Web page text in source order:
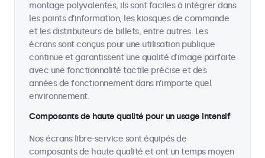
montage polyvalentes, ils sont faciles à intégrer dans
les points d'information, les kiosques de commande
et les distributeurs de billets, entre autres. Les
écrans sont conçus pour une utilisation publique
continue et garantissent une qualité d’image parfaite
avec une fonctionnalité tactile précise et des
années de fonctionnement dans n’importe quel
environnement.
Composants de haute qualité pour un usage intensif
Nos écrans libre-service sont équipés de
composants de haute qualité et ont un temps moyen